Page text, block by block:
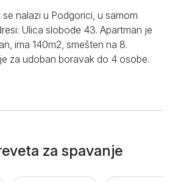
nalazi u Podgorici, u samom
Ulica slobode 43. Apartman je
ima 140m2, smešten na 8.
za udoban boravak do 4 osobe.
lift i video nadzor. Sastoji se od
i na kojoj može spavati jos
opremljenu kuhinju sa
rernom, kombinovanim
za spavanje